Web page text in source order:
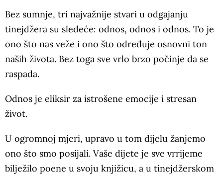
Bez sumnje, tri najvažnije stvari u odgajanju
tinejdžera su sledeće: odnos, odnos i odnos. To je
ono što nas veže i ono što određuje osnovni ton
naših života. Bez toga sve vrlo brzo počinje da se
raspada.
Odnos je eliksir za istrošene emocije i stresan
život.
U ogromnoj mjeri, upravo u tom dijelu žanjemo
ono što smo posijali. Vaše dijete je sve vrrijeme
bilježilo poene u svoju knjižicu, a u tinejdžerskom